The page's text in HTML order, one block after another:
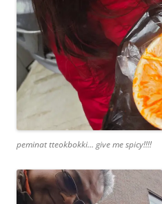
peminat tteokbokki… give me spicy!!!!